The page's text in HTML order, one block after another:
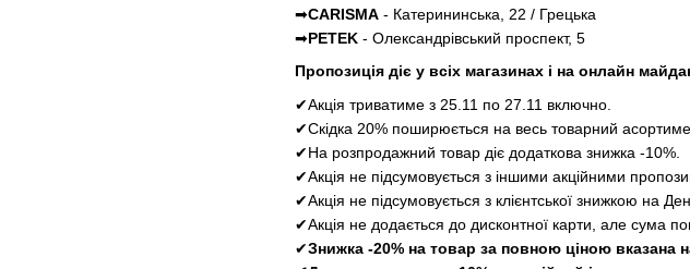
➡CARISMA - Катерининська, 22 / Грецька
➡PETEK - Олександрівський проспект, 5
Пропозиція діє у всіх магазинах і на онлайн
✔Акція триватиме з 25.11 по 27.11 включно.
✔Скідка 20% поширюється на весь товарний
✔На розпродажний товар діє додаткова знижка -10%.
✔Акція не підсумовується з іншими акційними
✔Акція не підсумовується з клієнтської знижкою на
✔Акція не додається до дисконтної карти, але сума
✔Знижка -20% на товар за повною ціною вказана